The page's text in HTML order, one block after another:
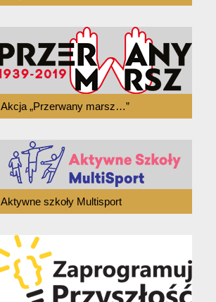
Akcja „Przerwany marsz…”
Aktywne szkoły Multisport